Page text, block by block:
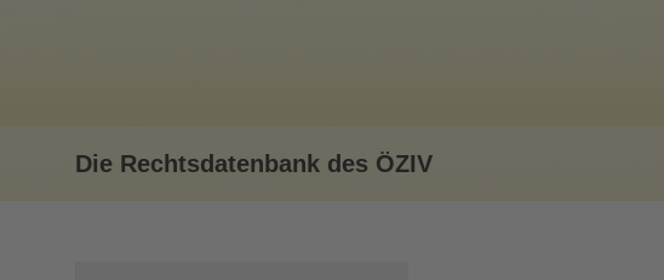
Die Rechtsdatenbank des ÖZIV